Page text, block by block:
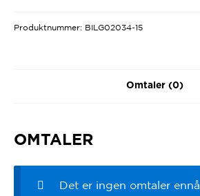
Produktnummer: BILG02034-15
Omtaler (0)
OMTALER
Det er ingen omtaler ennå.